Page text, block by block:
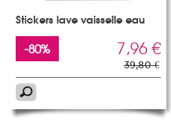
Stickers lave vaisselle eau
-80% 7,96 €
39,80 €